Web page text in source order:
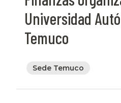
Universidad
Temuco
Sede Temuco